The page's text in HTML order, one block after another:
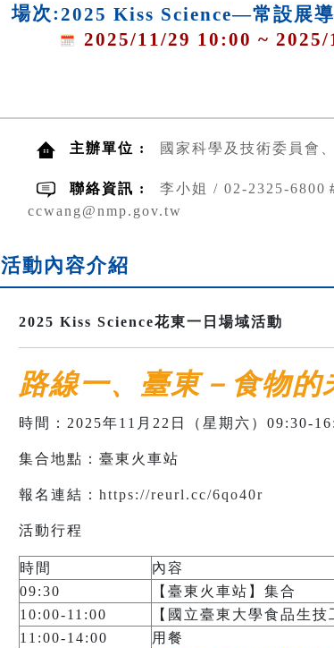
場次:2025 Kiss Science—常設展
2025/11/29 10:00 ~
主辦單位 : 國家科學及技術委員會
聯絡資訊 :
李小姐 / 02-2325-
ccwang@nmp.gov.tw
活動內容介紹
2025 Kiss Science花東一日場域活動
路線一、臺東－食物
時間：2025年11月22日（星期六）09:30-
集合地點：臺東火車站
報名連結： https://reurl.cc/6qo40r
活動行程
時間
內容
09:30
【臺東火車站】集合
10:00-11:00
【國立臺東大學食品生
11:00-14:00
用餐